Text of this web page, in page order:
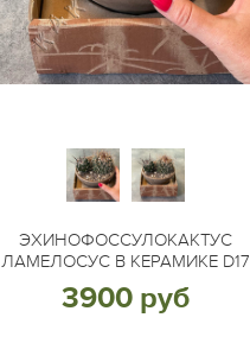
ЭХИНОФОССУЛОКАКТУС
ЛАМЕЛОСУС В КЕРАМИКЕ D17
3900 руб